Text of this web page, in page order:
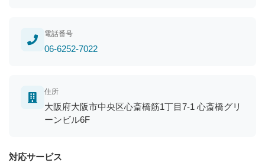
電話番号
06-6252-7022
住所
大阪府大阪市中央区心斎橋筋1丁目7-1 心斎橋グリ
ーンビル6F
対応サービス